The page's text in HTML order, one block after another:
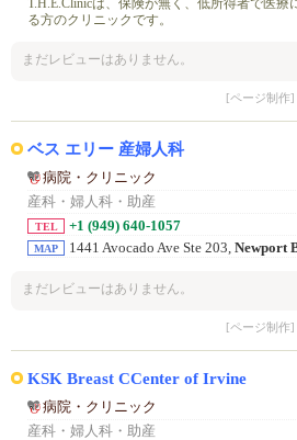
る方のクリニックです。
まだレビューはありません。
[ページ制作]
ベス エリー 産婦人科
病院・クリニック
産科・婦人科・助産
TEL +1 (949) 640-1057
MAP 1441 Avocado Ave Ste 203, Newport
まだレビューはありません。
[ページ制作]
KSK Breast CCenter of Irvine
病院・クリニック
産科・婦人科・助産